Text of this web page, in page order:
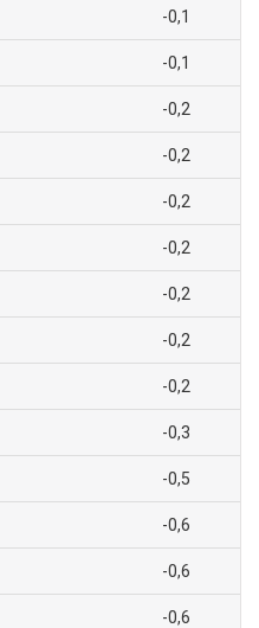
-0,1
-0,1
-0,2
-0,2
-0,2
-0,2
-0,2
-0,2
-0,2
-0,3
-0,5
-0,6
-0,6
-0,6